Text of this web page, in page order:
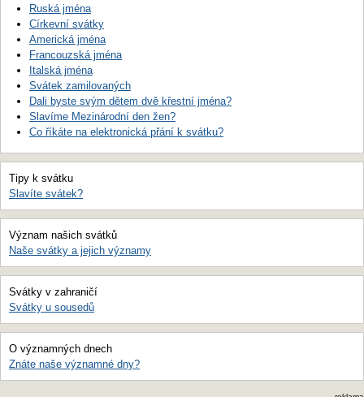
Ruská jména
Církevní svátky
Americká jména
Francouzská jména
Italská jména
Svátek zamilovaných
Dali byste svým dětem dvě křestní jména?
Slavíme Mezinárodní den žen?
Co říkáte na elektronická přání k svátku?
Tipy k svátku
Slavíte svátek?
Význam našich svátků
Naše svátky a jejich významy
Svátky v zahraničí
Svátky u sousedů
O významných dnech
Znáte naše významné dny?